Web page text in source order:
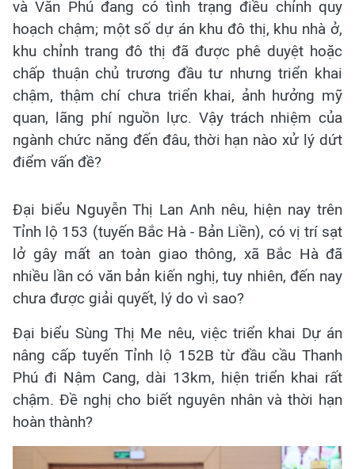
và Văn Phú đang có tình trạng điều chỉnh quy
hoạch chậm; một số dự án khu đô thị, khu nhà ở,
khu chỉnh trang đô thị đã được phê duyệt hoặc
chấp thuận chủ trương đầu tư nhưng triển khai
chậm, thậm chí chưa triển khai, ảnh hưởng mỹ
quan, lãng phí nguồn lực. Vậy trách nhiệm của
ngành chức năng đến đâu, thời hạn nào xử lý dứt
điểm vấn đề?
Đại biểu Nguyễn Thị Lan Anh nêu, hiện nay trên
Tỉnh lộ 153 (tuyến Bắc Hà - Bản Liền), có vị trí sạt
lở gây mất an toàn giao thông, xã Bắc Hà đã
nhiều lần có văn bản kiến nghị, tuy nhiên, đến nay
chưa được giải quyết, lý do vì sao?
Đại biểu Sùng Thị Me nêu, việc triển khai Dự án
nâng cấp tuyến Tỉnh lộ 152B từ đầu cầu Thanh
Phú đi Nậm Cang, dài 13km, hiện triển khai rất
chậm. Đề nghị cho biết nguyên nhân và thời hạn
hoàn thành?